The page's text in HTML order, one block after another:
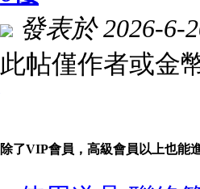
發表於 2026-6-
此帖僅作者或金
除了VIP會員，高級會員以上也能